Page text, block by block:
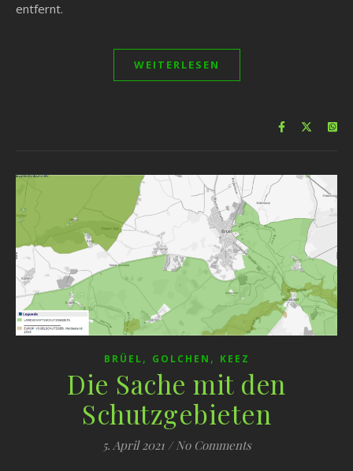
entfernt.
WEITERLESEN
BRÜEL, GOLCHEN , KEEZ
Die Sache mit den
Schutzgebieten
5. April 2021 / No Comments